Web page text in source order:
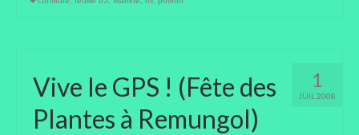
1
JUIL 2008
Vive le GPS ! (Fête des
Plantes à Remungol)